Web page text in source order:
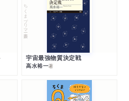
ちくまプリマー新書
宇宙最強物質決定戦
高水裕一著